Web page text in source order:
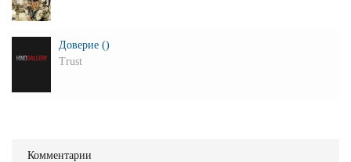
Доверие ()
Trust
Комментарии